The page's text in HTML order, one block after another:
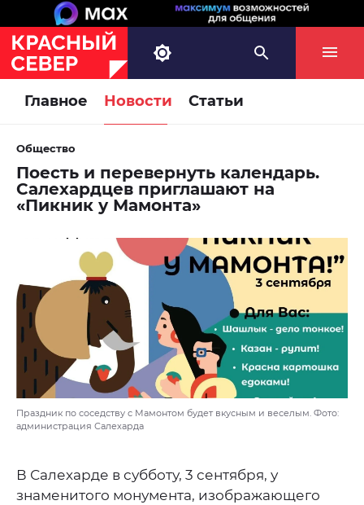
Главное Новости Статьи
Общество
Поесть и перевернуть календарь.
Салехардцев приглашают на
«Пикник у Мамонта»
Праздник по соседству с Мамонтом будет вкусным и веселым. Фото:
администрация Салехарда
В Салехарде в субботу, 3 сентября, у
знаменитого монумента, изображающего